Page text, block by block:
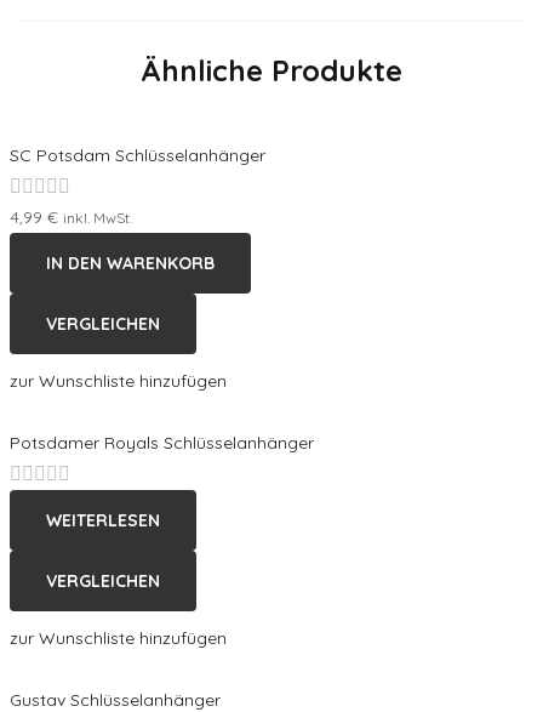
Ähnliche Produkte
SC Potsdam Schlüsselanhänger
Bewertet
4,99 € inkl. MwSt.
IN DEN WARENKORB
VERGLEICHEN
zur Wunschliste hinzufügen
Potsdamer Royals Schlüsselanhänger
WEITERLESEN
VERGLEICHEN
zur Wunschliste hinzufügen
Gustav Schlüsselanhänger